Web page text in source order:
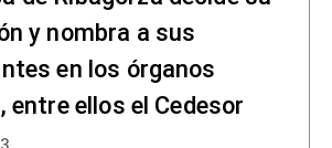
y nombra a sus
en los órganos
entre ellos el Cedesor